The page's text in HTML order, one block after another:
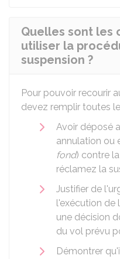
Quelles sont les
utiliser la
suspension ?
Pour pouvoir recourir
devez remplir toutes
Avoir déposé
annulation ou
fond) contre
réclamez la
Justifier de
l'exécution de
une décision
du vol prévu
Démontrer